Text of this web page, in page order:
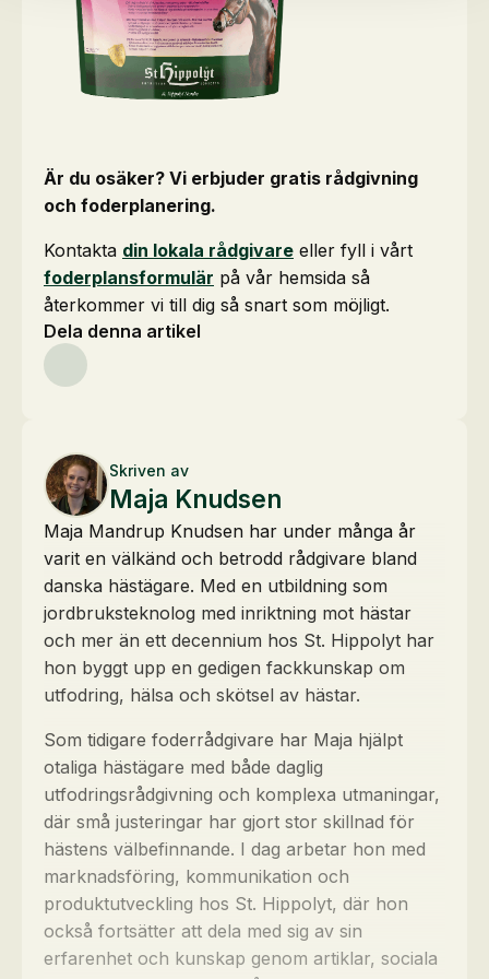
Är du osäker? Vi erbjuder gratis rådgivning
och foderplanering.
Kontakta din lokala rådgivare eller fyll i vårt
foderplansformulär på vår hemsida så
återkommer vi till dig så snart som möjligt.
Dela denna artikel
Skriven av
Maja Knudsen
Maja Mandrup Knudsen har under många år
varit en välkänd och betrodd rådgivare bland
danska hästägare. Med en utbildning som
jordbruksteknolog med inriktning mot hästar
och mer än ett decennium hos St. Hippolyt har
hon byggt upp en gedigen fackkunskap om
utfodring, hälsa och skötsel av hästar.
Som tidigare foderrådgivare har Maja hjälpt
otaliga hästägare med både daglig
utfodringsrådgivning och komplexa utmaningar,
där små justeringar har gjort stor skillnad för
hästens välbefinnande. I dag arbetar hon med
marknadsföring, kommunikation och
produktutveckling hos St. Hippolyt, där hon
också fortsätter att dela med sig av sin
erfarenhet och kunskap genom artiklar, sociala